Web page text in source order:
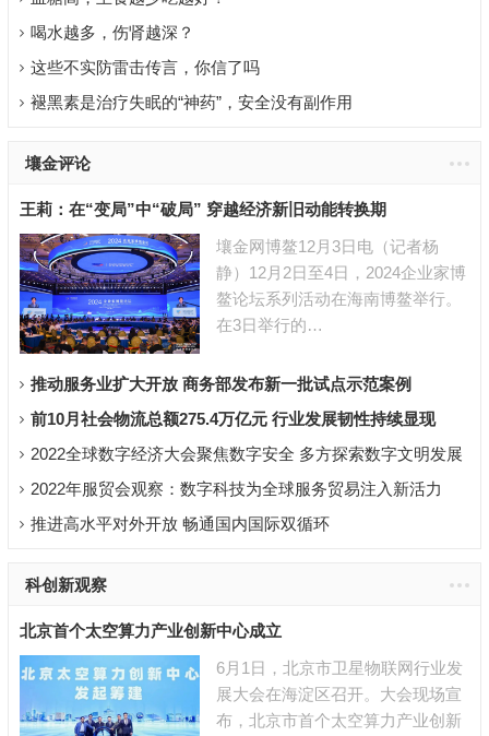
喝水越多，伤肾越深？
这些不实防雷击传言，你信了吗
褪黑素是治疗失眠的“神药”，安全没有副作用
壤金评论
王莉：在“变局”中“破局” 穿越经济新旧动能转换期
壤金网博鳌12月3日电（记者杨
静）12月2日至4日，2024企业家博
鳌论坛系列活动在海南博鳌举行。
在3日举行的…
推动服务业扩大开放 商务部发布新一批试点示范案例
前10月社会物流总额275.4万亿元 行业发展韧性持续显现
2022全球数字经济大会聚焦数字安全 多方探索数字文明发展
之道
2022年服贸会观察：数字科技为全球服务贸易注入新活力
推进高水平对外开放 畅通国内国际双循环
科创新观察
北京首个太空算力产业创新中心成立
6月1日，北京市卫星物联网行业发
展大会在海淀区召开。大会现场宣
布，北京市首个太空算力产业创新